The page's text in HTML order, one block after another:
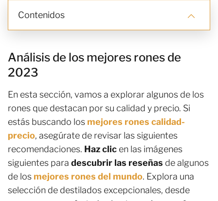
Contenidos
Análisis de los mejores rones de
2023
En esta sección, vamos a explorar algunos de los
rones que destacan por su calidad y precio. Si
estás buscando los mejores rones calidad-
precio, asegúrate de revisar las siguientes
recomendaciones. Haz clic en las imágenes
siguientes para descubrir las reseñas de algunos
de los mejores rones del mundo. Explora una
selección de destilados excepcionales, desde